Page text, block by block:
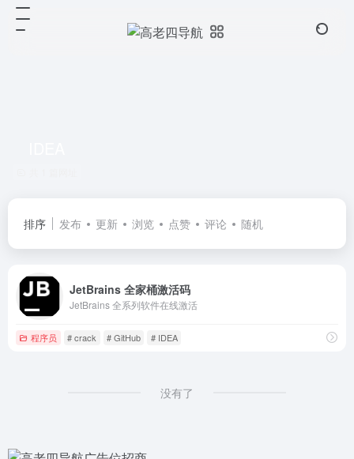
排序 发布 更新 浏览 点赞 评论 随机
JetBrains 全家桶激活码
JetBrains 全系列软件在线激活
程序员 # crack # GitHub # IDEA
没有了